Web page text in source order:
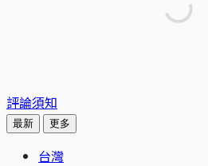
評論須知
最新 更多
台灣